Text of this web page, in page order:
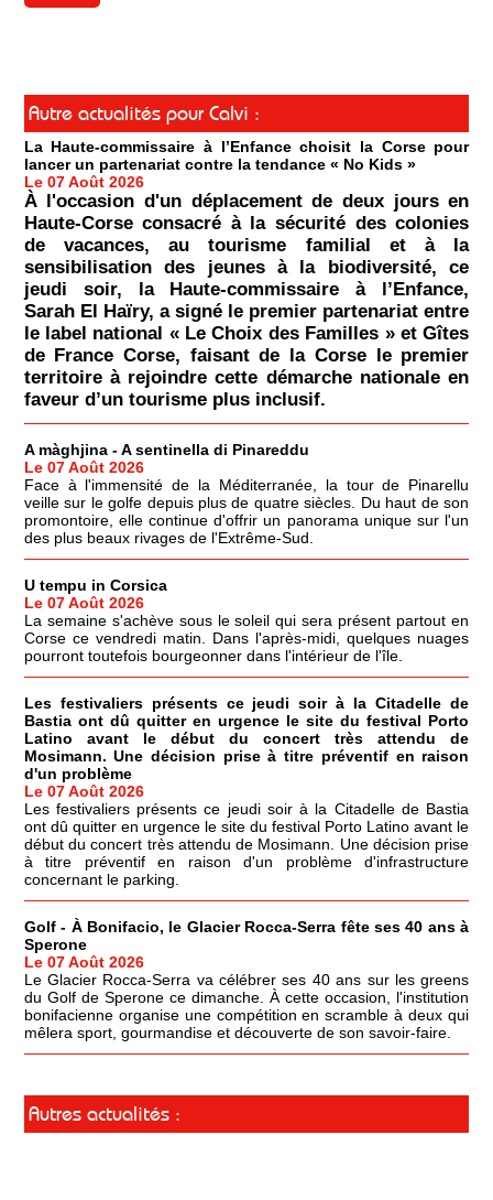
Autre actualités pour Calvi :
La Haute-commissaire à l’Enfance choisit la Corse pour
lancer un partenariat contre la tendance « No Kids »
Le 07 Août 2026
À l'occasion d'un déplacement de deux jours en
Haute-Corse consacré à la sécurité des colonies
de vacances, au tourisme familial et à la
sensibilisation des jeunes à la biodiversité, ce
jeudi soir, la Haute-commissaire à l’Enfance,
Sarah El Haïry, a signé le premier partenariat entre
le label national « Le Choix des Familles » et Gîtes
de France Corse, faisant de la Corse le premier
territoire à rejoindre cette démarche nationale en
faveur d’un tourisme plus inclusif.
A màghjina - A sentinella di Pinareddu
Le 07 Août 2026
Face à l'immensité de la Méditerranée, la tour de Pinarellu
veille sur le golfe depuis plus de quatre siècles. Du haut de son
promontoire, elle continue d'offrir un panorama unique sur l'un
des plus beaux rivages de l'Extrême-Sud.
U tempu in Corsica
Le 07 Août 2026
La semaine s'achève sous le soleil qui sera présent partout en
Corse ce vendredi matin. Dans l'après-midi, quelques nuages
pourront toutefois bourgeonner dans l'intérieur de l'île.
Les festivaliers présents ce jeudi soir à la Citadelle de
Bastia ont dû quitter en urgence le site du festival Porto
Latino avant le début du concert très attendu de
Mosimann. Une décision prise à titre préventif en raison
d'un problème
Le 07 Août 2026
Les festivaliers présents ce jeudi soir à la Citadelle de Bastia
ont dû quitter en urgence le site du festival Porto Latino avant le
début du concert très attendu de Mosimann. Une décision prise
à titre préventif en raison d'un problème d'infrastructure
concernant le parking.
Golf - À Bonifacio, le Glacier Rocca-Serra fête ses 40 ans à
Sperone
Le 07 Août 2026
Le Glacier Rocca-Serra va célébrer ses 40 ans sur les greens
du Golf de Sperone ce dimanche. À cette occasion, l'institution
bonifacienne organise une compétition en scramble à deux qui
mêlera sport, gourmandise et découverte de son savoir-faire.
Autres actualités :